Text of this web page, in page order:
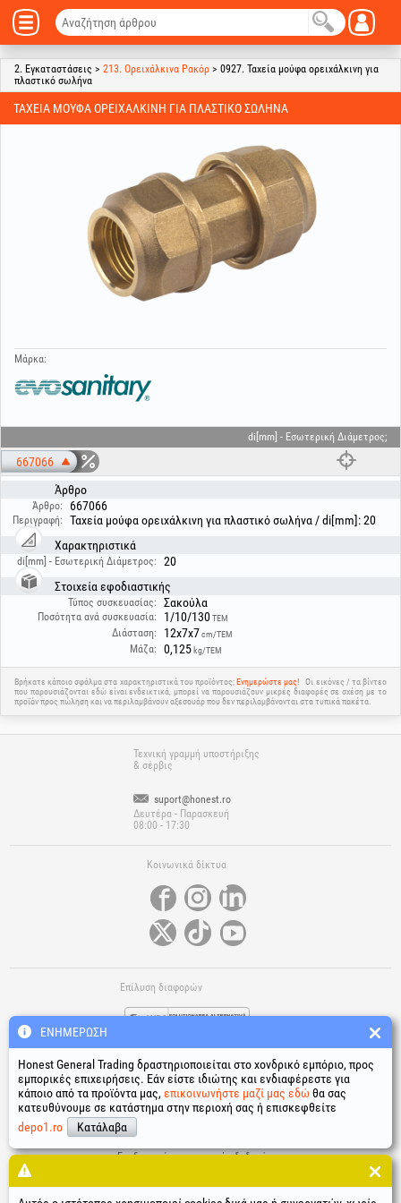
2. Εγκαταστάσεις > 213. Ορειχάλκινα Ρακόρ > 0927. Ταχεία μούφα ορειχάλκινη για
πλαστικό σωλήνα
ΤΑΧΕΊΑ ΜΟΎΦΑ ΟΡΕΙΧΆΛΚΙΝΗ ΓΙΑ ΠΛΑΣΤΙΚΌ ΣΩΛΉΝΑ
Μάρκα:
di[mm] - Εσωτερική Διάμετρος;
667066
Άρθρο
Άρθρο: 667066
Περιγραφή:
Ταχεία μούφα ορειχάλκινη για πλαστικό σωλήνα / di[mm]: 20
Χαρακτηριστικά
di[mm] - Εσωτερική Διάμετρος:
20
Στοιχεία εφοδιαστικής
Τύπος συσκευασίας: Σακούλα
Ποσότητα ανά συσκευασία: 1/10/130ΤΕΜ
Διάσταση: 12x7x7cm/ΤΕΜ
Μάζα: 0,125 kg/ΤΕΜ
Βρήκατε κάποιο σφάλμα στα χαρακτηριστικά του προϊόντος;Ενημερώστε μας!
Οι εικόνες / τα βίντεο
που παρουσιάζονται εδώ είναι ενδεικτικά, μπορεί να παρουσιάζουν μικρές διαφορές σε σχέση με το
προϊόν προς πώληση και να περιλαμβάνουν αξεσουάρ που δεν περιλαμβάνονται στα τυπικά πακέτα.
Τεχνική γραμμή υποστήριξης
& σέρβις
suport@honest.ro
Δευτέρα - Παρασκευή
08:00 - 17:30
Κοινωνικά δίκτυα
Επίλυση διαφορών
Χρήσιμοι σύνδεσμοι
Όροι και προϋποθέσεις
Επεξεργασία προσωπικών δεδομένων
Δεδομένα ταυτότητας της εταιρείας
ΕΝΗΜΈΡΩΣΗ
Honest General Trading δραστηριοποιείται στο χονδρικό εμπόριο, προς
εμπορικές επιχειρήσεις. Εάν είστε ιδιώτης και ενδιαφέρεστε για
κάποιο από τα προϊόντα μας, επικοινωνήστε μαζί μας εδώ θα σας
κατευθύνουμε σε κατάστημα στην περιοχή σας ή επισκεφθείτε
depo1.ro
Κατάλαβα